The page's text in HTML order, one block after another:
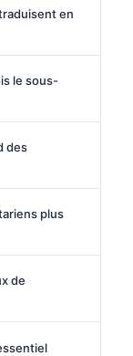
en
le sous-
des
plus
de